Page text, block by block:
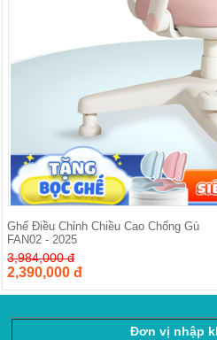
Ghế Điều Chỉnh Chiều Cao Chống Gù
FAN02 - 2025
3,984,000 đ
2,390,000 đ
Đơn vị nhập